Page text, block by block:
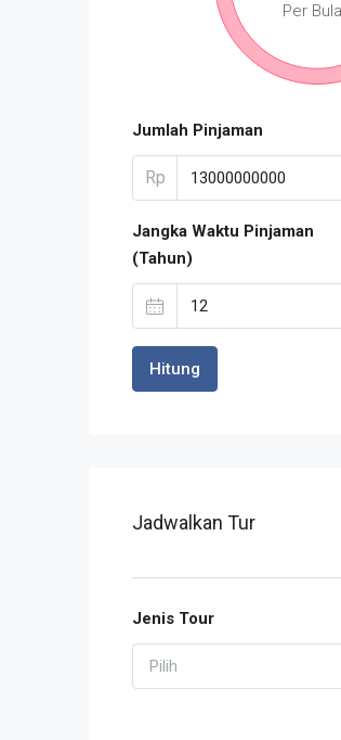
Per
Jumlah Pinjaman
Rp
Jangka Waktu Pinjaman
(Tahun)
Hitung
Jadwalkan Tur
Jenis Tour
Pilih